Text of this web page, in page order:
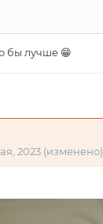
бы лучше 😁
2023 (изменено)